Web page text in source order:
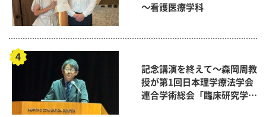
～看護医療学科
記念講演を終えて～森岡周教
授が第1回日本理学療法学会
連合学術総会「臨床研究学術